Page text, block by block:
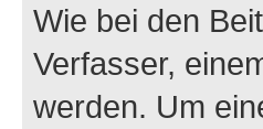
Wie bei den
Verfasser,
werden. Um